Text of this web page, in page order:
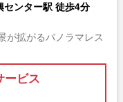
センター駅 徒歩4分
が拡がるパノラマレス
ービス